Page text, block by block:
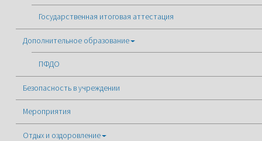
Государственная итоговая аттестация
Дополнительное образование
ПФДО
Безопасность в учреждении
Мероприятия
Отдых и оздоровление